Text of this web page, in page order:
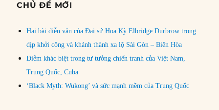
CHỦ ĐỀ MỚI
Hai bài diễn văn của Đại sứ Hoa Kỳ Elbridge Durbrow trong
dịp khởi công và khánh thành xa lộ Sài Gòn – Biên Hòa
Điểm khác biệt trong tư tưởng chiến tranh của Việt Nam,
Trung Quốc, Cuba
‘Black Myth: Wukong’ và sức mạnh mềm của Trung Quốc